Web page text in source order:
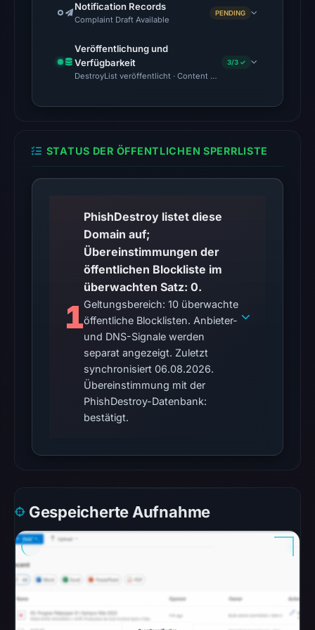
DBL_PHISH
on
Jul
14,
2026
Cloudflare
domain
as
malicious;
no
source
timestamp
was
recorded.
No
conclusive
timestamped
HTTP
is
reachability
is
Other
observations:
Notification Records
Complaint Draft Available
PENDING
Veröffentlichung und
Verfügbarkeit
DestroyList veröffentlicht · Content Observed Unavailable ·
3/3 ✓
STATUS DER ÖFFENTLICHEN SPERRLISTE
1
PhishDestroy listet diese
Domain auf;
Übereinstimmungen der
öffentlichen Blockliste im
überwachten Satz: 0.
Geltungsbereich: 10 überwachte
öffentliche Blocklisten. Anbieter-
und DNS-Signale werden
separat angezeigt. Zuletzt
synchronisiert 06.08.2026.
Übereinstimmung mit der
PhishDestroy-Datenbank:
bestätigt.
Gespeicherte Aufnahme